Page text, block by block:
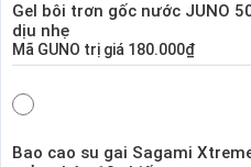
Gel bôi trơn gốc nước JUNO
dịu nhẹ
Mã GUNO trị giá 180.000₫
Bao cao su gai Sagami